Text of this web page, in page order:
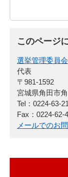
このページ
選挙管理委員
代表
〒981-1592
宮城県角田市
Tel：0224-63-
Fax：0224-62-
メールでのお